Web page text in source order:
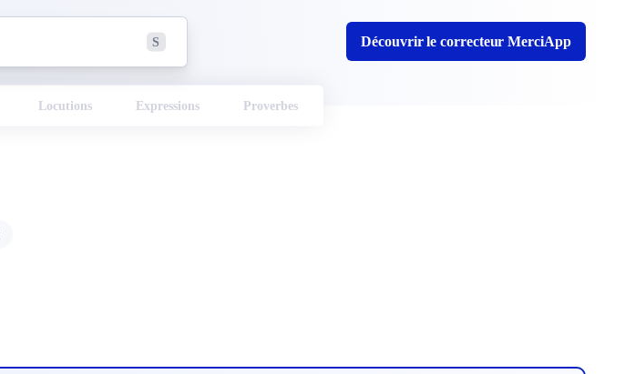
S Découvrir le correcteur MerciApp
Locutions Expressions Proverbes